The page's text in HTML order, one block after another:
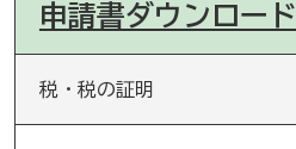
申請書ダウンロード
税・税の証明